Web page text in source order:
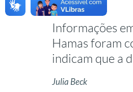
Informações
Hamas foram
indicam que a
Julia Beck